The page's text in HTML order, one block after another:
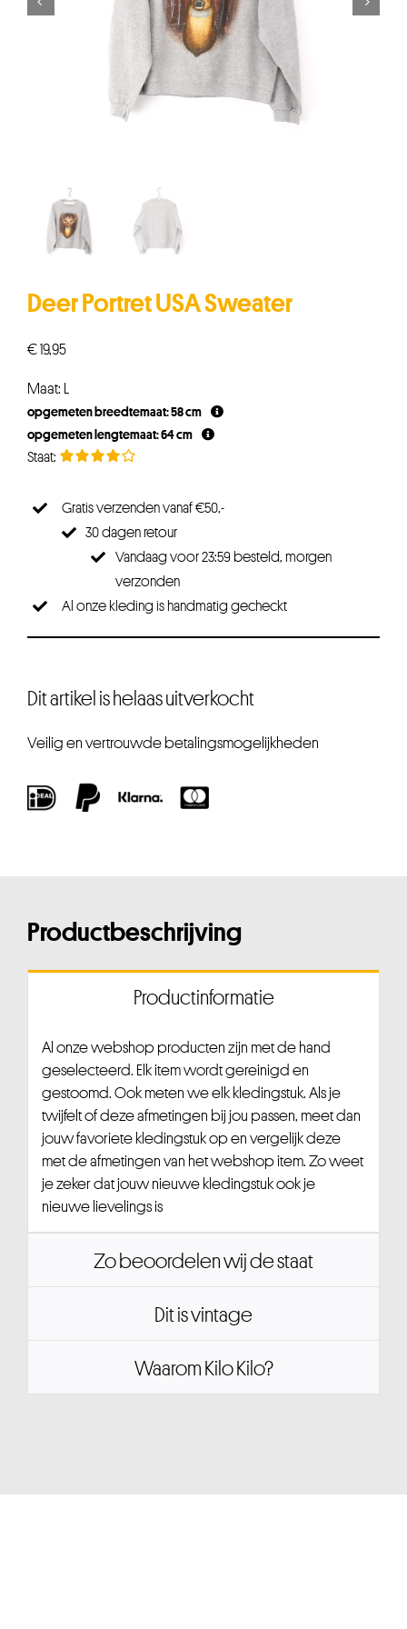
Deer Portret USA Sweater
€19,95
Maat: L
opgemeten breedtemaat: 58 cm
opgemeten lengtemaat: 64 cm
Gratis verzenden vanaf €50,-
30 dagen retour
Vandaag voor 23:59 besteld, morgen
verzonden
Al onze kleding is handmatig gecheckt
Dit artikel is helaas uitverkocht
Veilig en vertrouwde betalingsmogelijkheden
Productbeschrijving
Productinformatie
Al onze webshop producten zijn met de hand
geselecteerd. Elk item wordt gereinigd en
gestoomd. Ook meten we elk kledingstuk. Als je
twijfelt of deze afmetingen bij jou passen, meet dan
jouw favoriete kledingstuk op en vergelijk deze
met de afmetingen van het webshop item. Zo weet
je zeker dat jouw nieuwe kledingstuk ook je
nieuwe lievelings is
Zo beoordelen wij de staat
Dit is vintage
Waarom Kilo Kilo?